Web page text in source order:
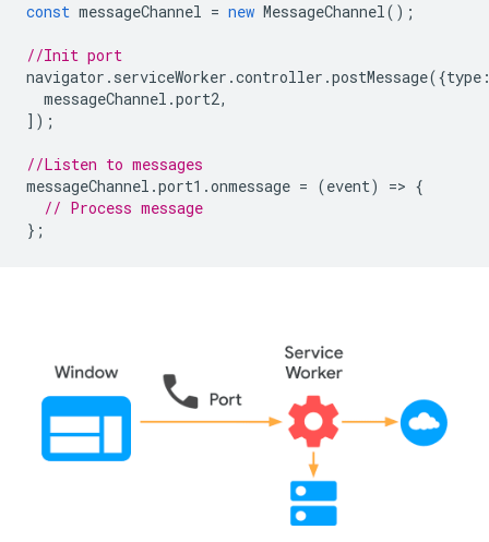
const messageChannel = new MessageChannel();
//Init port
navigator . serviceWorker .controller .postMessage({type
messageChannel .port2,
]);
//Listen to messages
messageChannel .port1 .onmessage = (event) => {
// Process message
};